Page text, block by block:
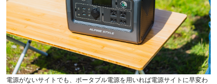
電源がないサイトでも、ポータブル電源を用いれば電源サイトに早変わ